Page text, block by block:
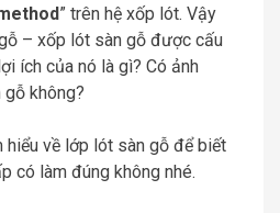
” trên hệ xốp lót. Vậy
– xốp lót sàn gỗ được cấu
ích của nó là gì? Có ảnh
không?
hiểu về lớp lót sàn gỗ để biết
có làm đúng không nhé.